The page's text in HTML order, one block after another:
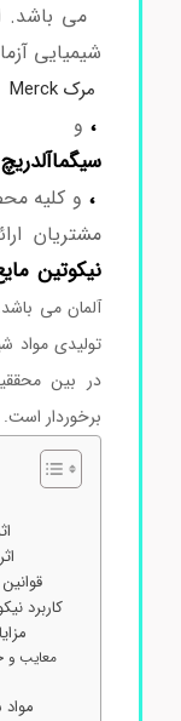
می باشد.
شیمیایی
مرک Merck
سیگماآلدریچ Sigmaaldrich
و کلیه
مشتریان
نیکوتین مایع
آلمان می باشد.
تولیدی مواد
در بین محققین
برخوردار است.
قوانین
کاربرد
معایب و
مواد